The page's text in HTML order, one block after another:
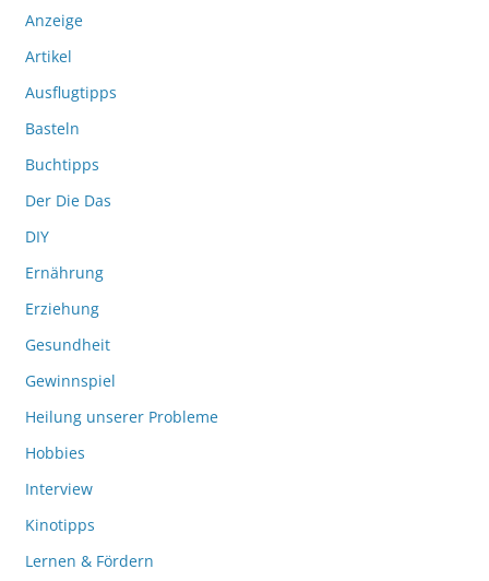
Anzeige
Artikel
Ausflugtipps
Basteln
Buchtipps
Der Die Das
DIY
Ernährung
Erziehung
Gesundheit
Gewinnspiel
Heilung unserer Probleme
Hobbies
Interview
Kinotipps
Lernen & Fördern